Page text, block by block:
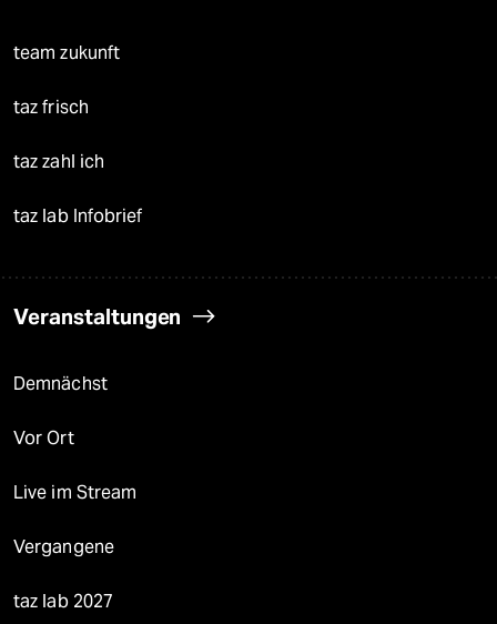
team zukunft
taz frisch
taz zahl ich
taz lab Infobrief
Veranstaltungen
Demnächst
Vor Ort
Live im Stream
Vergangene
taz lab 2027